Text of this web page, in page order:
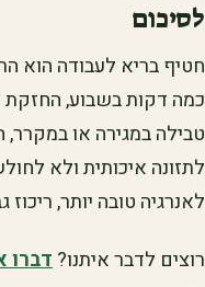
לסיכום
חטיף בריא לעבודה הוא
כמה דקות בשבוע, החזקת
טבילה במגירה או
לתזונה איכותית ולא
לאנרגיה טובה יותר, ריכוז
רוצים לדבר איתנו?דברו